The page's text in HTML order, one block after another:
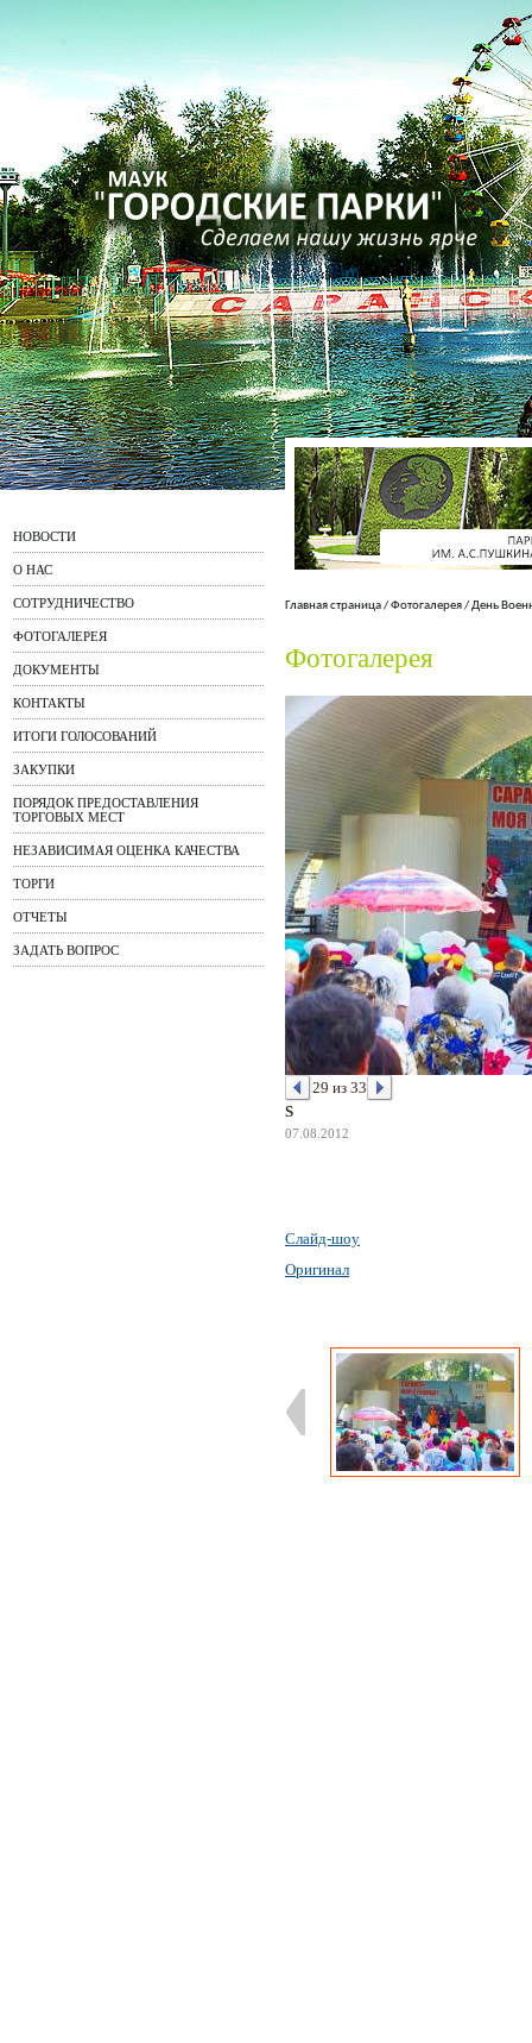
НОВОСТИ
О НАС
СОТРУДНИЧЕСТВО
ФОТОГАЛЕРЕЯ
ДОКУМЕНТЫ
КОНТАКТЫ
ИТОГИ ГОЛОСОВАНИЙ
ЗАКУПКИ
ПОРЯДОК ПРЕДОСТАВЛЕНИЯ
ТОРГОВЫХ МЕСТ
НЕЗАВИСИМАЯ ОЦЕНКА КАЧЕСТВА
ТОРГИ
ОТЧЕТЫ
ЗАДАТЬ ВОПРОС
Главная страница/Фотогалерея/День
Фотогалерея
29 из 33
S
07.08.2012
Слайд-шоу
Оригинал